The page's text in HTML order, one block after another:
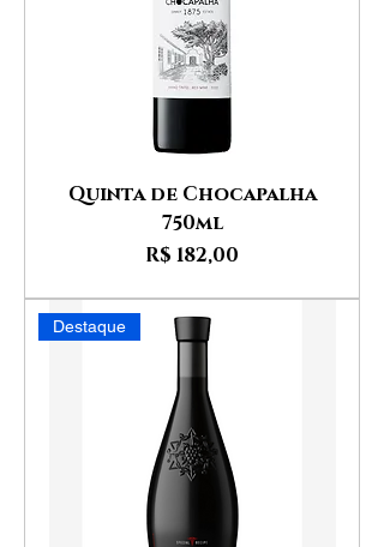
Quinta de Chocapalha
750ml
Preço
R$ 182,00
Destaque